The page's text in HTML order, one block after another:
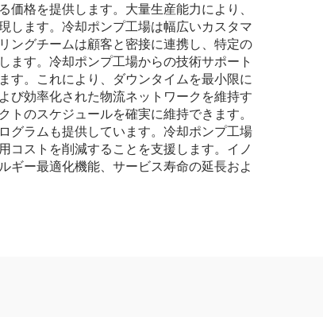
格を提供します。大量生産能力により、
します。冷却ポンプ工場は幅広いカスタマ
ングチームは顧客と密接に連携し、特定の
ます。冷却ポンプ工場からの技術サポート
す。これにより、ダウンタイムを最小限に
び効率化された物流ネットワークを維持す
のスケジュールを確実に維持できます。
グラムも提供しています。冷却ポンプ工場
コストを削減することを支援します。イノ
ギー最適化機能、サービス寿命の延長およ